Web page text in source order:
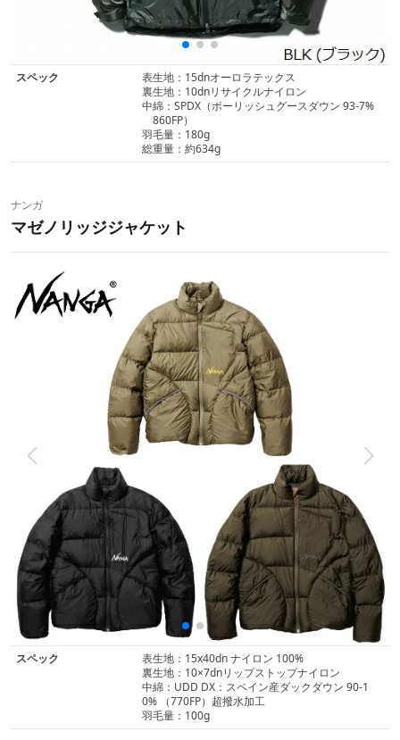
スペック
表生地：15dnオーロラテックス
裏生地：10dnリサイクルナイロン
中綿：SPDX（ポーリッシュグースダウン 93-7%
860FP）
羽毛量：180g
総重量：約634g
ナンガ
マゼノリッジジャケット
スペック
表生地：15x40dn ナイロン 100%
裏生地：10×7dnリップストップナイロン
中綿：UDD DX：スペイン産ダックダウン 90-1
0% （770FP）超撥水加工
羽毛量：100g